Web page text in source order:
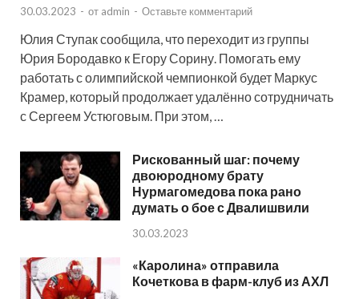
30.03.2023 - от admin - Оставьте комментарий
Юлия Ступак сообщила, что переходит из группы
Юрия Бородавко к Егору Сорину. Помогать ему
работать с олимпийской чемпионкой будет Маркус
Крамер, который продолжает удалённо сотрудничать
с Сергеем Устюговым. При этом, …
Рискованный шаг: почему
двоюродному брату
Нурмагомедова пока рано
думать о бое с Двалишвили
30.03.2023
«Каролина» отправила
Кочеткова в фарм-клуб из АХЛ